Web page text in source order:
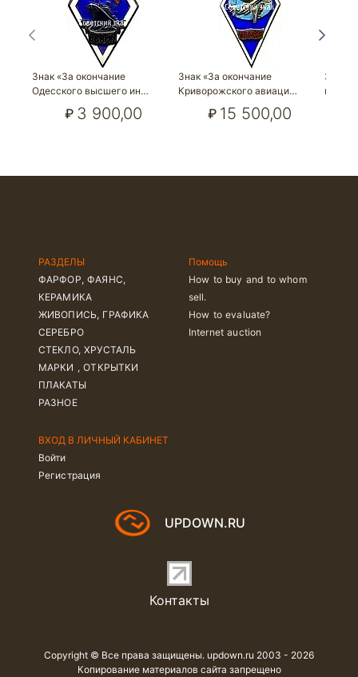
Знак «За окончание
Одесского высшего ин…
₽ 3 900,00
Знак «За окончание
Криворожского авиаци…
₽ 15 500,00
Знак
РАЗДЕЛЫ
ФАРФОР, ФАЯНС,
КЕРАМИКА
ЖИВОПИСЬ, ГРАФИКА
СЕРЕБРО
СТЕКЛО, ХРУСТАЛЬ
МАРКИ , ОТКРЫТКИ
ПЛАКАТЫ
РАЗНОЕ
Помощь
How to buy and to whom
sell.
How to evaluate?
Internet auction
ВХОД В ЛИЧНЫЙ КАБИНЕТ
Войти
Регистрация
UPDOWN.RU
Контакты
Copyright © Все права защищены. updown.ru 2003 - 2026
Копирование материалов сайта запрещено